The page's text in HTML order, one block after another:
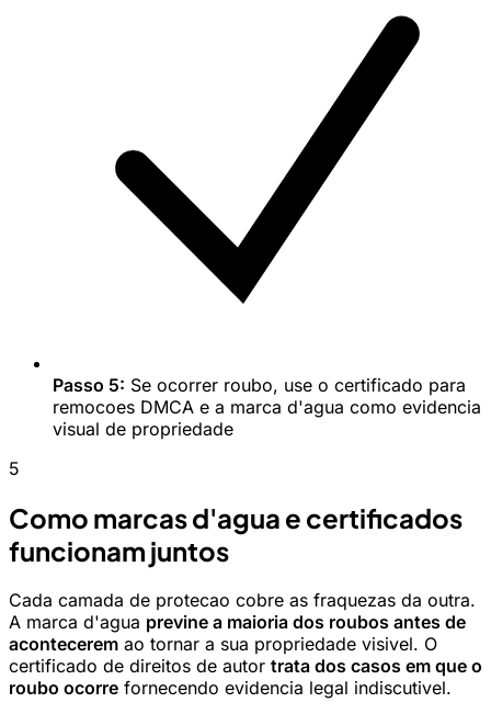
Passo 5: Se ocorrer roubo, use o certificado para
remocoes DMCA e a marca d'agua como evidencia
visual de propriedade
5
Como marcas d'agua e certificados
funcionam juntos
Cada camada de protecao cobre as fraquezas da outra.
A marca d'agua previne a maioria dos roubos antes de
acontecerem ao tornar a sua propriedade visivel. O
certificado de direitos de autor trata dos casos em que o
roubo ocorre fornecendo evidencia legal indiscutivel.